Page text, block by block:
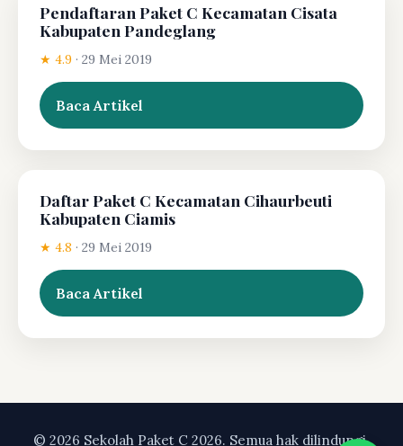
Pendaftaran Paket C Kecamatan Cisata
Kabupaten Pandeglang
★ 4.9 · 29 Mei 2019
Baca Artikel
Daftar Paket C Kecamatan Cihaurbeuti
Kabupaten Ciamis
★ 4.8 · 29 Mei 2019
Baca Artikel
© 2026 Sekolah Paket C 2026. Semua hak dilindungi.